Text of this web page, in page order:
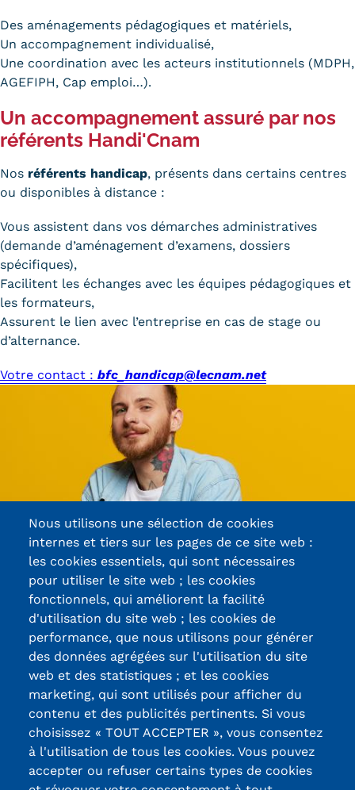
Infos élèves
Modalités d'inscription
Tarifs
Modalités de financement
Infos entreprises
Accueillir un alternant ?
Taxe d'apprentissage
Infos enseignants
Être enseignant au Cnam
Infos partenaires
Liste des partenaires
Communication
Kits communications Cnam
Prospect
Fiche contact salons, forums,
JPO
Des aménagements pédagogiques et matériels,
Un accompagnement individualisé,
Une coordination avec les acteurs institutionnels (MDPH,
AGEFIPH, Cap emploi…).
Un accompagnement assuré par nos
référents Handi'Cnam
Nos référents handicap, présents dans certains centres
ou disponibles à distance :
Vous assistent dans vos démarches administratives
(demande d’aménagement d’examens, dossiers
spécifiques),
Facilitent les échanges avec les équipes pédagogiques et
les formateurs,
Assurent le lien avec l’entreprise en cas de stage ou
d’alternance.
Votre contact : bfc_handicap@lecnam.net
13, Rue Ernest
Thierry-Mieg
90010 BELFORT
Cedex
Certifications /
Labels qualité
Nous utilisons une sélection de cookies
internes et tiers sur les pages de ce site web :
les cookies essentiels, qui sont nécessaires
pour utiliser le site web ; les cookies
fonctionnels, qui améliorent la facilité
d'utilisation du site web ; les cookies de
performance, que nous utilisons pour générer
des données agrégées sur l'utilisation du site
web et des statistiques ; et les cookies
marketing, qui sont utilisés pour afficher du
contenu et des publicités pertinents. Si vous
choisissez « TOUT ACCEPTER », vous consentez
à l'utilisation de tous les cookies. Vous pouvez
accepter ou refuser certains types de cookies